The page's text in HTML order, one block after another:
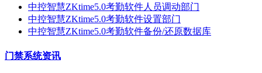
中控智慧ZKtime5.0考勤软件人员调动部门
中控智慧ZKtime5.0考勤软件设置部门
中控智慧ZKtime5.0考勤软件备份/还原数据库
门禁系统资讯